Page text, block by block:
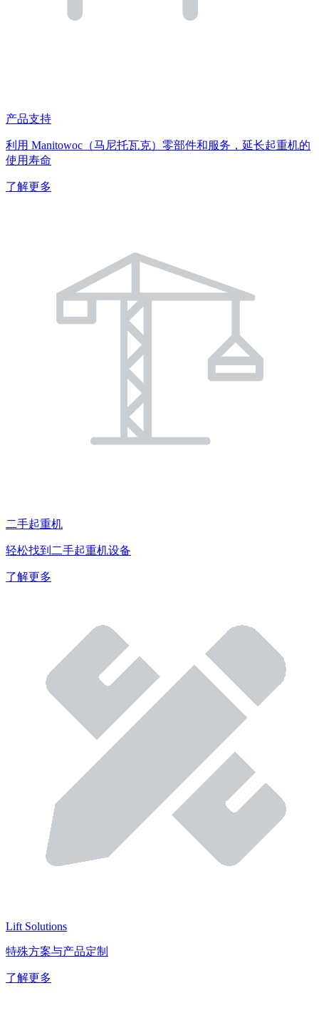
产品支持
利用 Manitowoc（马尼托瓦克）零部件和服务，延长起重机的
使用寿命
了解更多
二手起重机
轻松找到二手起重机设备
了解更多
Lift Solutions
特殊方案与产品定制
了解更多